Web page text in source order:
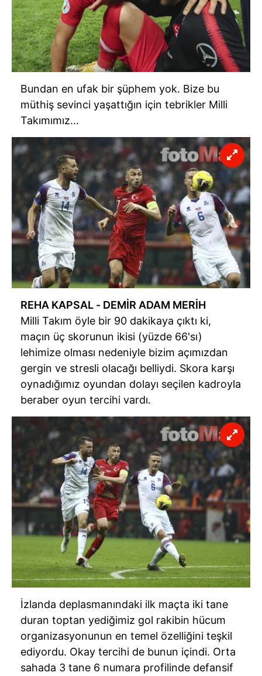
Bundan en ufak bir şüphem yok. Bize bu
müthiş sevinci yaşattığın için tebrikler Milli
Takımımız...
REHA KAPSAL - DEMİR ADAM MERİH
Milli Takım öyle bir 90 dakikaya çıktı ki,
maçın üç skorunun ikisi (yüzde 66'sı)
lehimize olması nedeniyle bizim açımızdan
gergin ve stresli olacağı belliydi. Skora karşı
oynadığımız oyundan dolayı seçilen kadroyla
beraber oyun tercihi vardı.
İzlanda deplasmanındaki ilk maçta iki tane
duran toptan yediğimiz gol rakibin hücum
organizasyonunun en temel özelliğini teşkil
ediyordu. Okay tercihi de bunun içindi. Orta
sahada 3 tane 6 numara profilinde defansif